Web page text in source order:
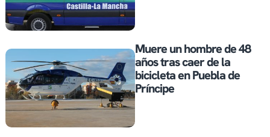
Muere un hombre de 48
años tras caer de la
bicicleta en Puebla de
Príncipe